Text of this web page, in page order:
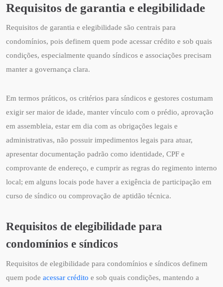
Requisitos de garantia e elegibilidade
Requisitos de garantia e elegibilidade são centrais para
condomínios, pois definem quem pode acessar crédito e sob quais
condições, especialmente quando síndicos e associações precisam
manter a governança clara.
Em termos práticos, os critérios para síndicos e gestores costumam
exigir ser maior de idade, manter vínculo com o prédio, aprovação
em assembleia, estar em dia com as obrigações legais e
administrativas, não possuir impedimentos legais para atuar,
apresentar documentação padrão como identidade, CPF e
comprovante de endereço, e cumprir as regras do regimento interno
local; em alguns locais pode haver a exigência de participação em
curso de síndico ou comprovação de aptidão técnica.
Requisitos de elegibilidade para
condomínios e síndicos
Requisitos de elegibilidade para condomínios e síndicos definem
quem pode acessar crédito e sob quais condições, mantendo a